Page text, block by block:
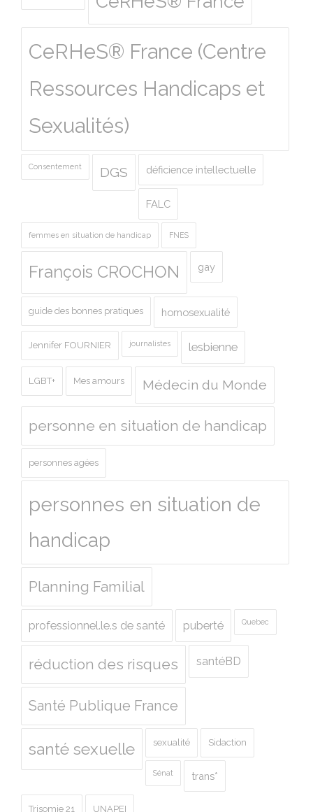
CeRHeS® France (Centre
Ressources Handicaps et
Sexualités)
Consentement DGS déficience intellectuelle
FALC
femmes en situation de handicap FNES
François CROCHON gay
guide des bonnes pratiques homosexualité
Jennifer FOURNIER journalistes lesbienne
LGBT+ Mes amours Médecin du Monde
personne en situation de handicap
personnes agées
personnes en situation de
handicap
Planning Familial
professionnel.le.s de santé puberté Quebec
réduction des risques santéBD
Santé Publique France
santé sexuelle sexualité Sidaction
Sénat trans*
Trisomie 21 UNAPEI